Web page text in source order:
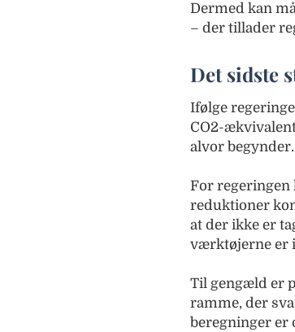
Dermed kan
– der tillader
Det sidste
Ifølge
CO2-
alvor begynder.
For regeringen
reduktioner
at der ikke er
værktøjerne er
Til gengæld er
ramme, der
beregninger er